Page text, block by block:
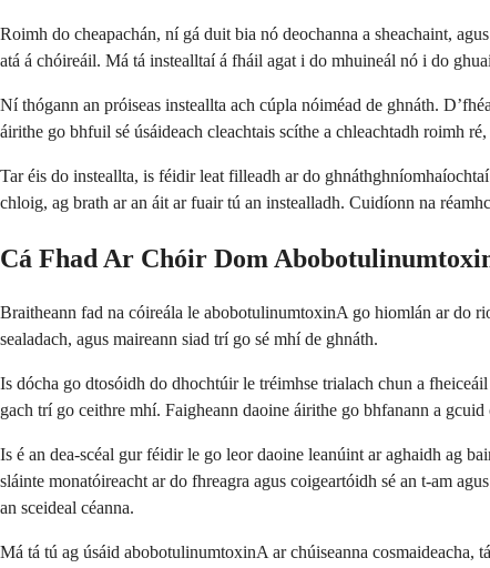
Roimh do cheapachán, ní gá duit bia nó deochanna a sheachaint,
atá á chóireáil. Má tá instealltaí á fháil agat i do mhuineál nó i do
Ní thógann an próiseas insteallta ach cúpla nóiméad de ghnáth.
áirithe go bhfuil sé úsáideach cleachtais scíthe a chleachtadh roimh
Tar éis do insteallta, is féidir leat filleadh ar do
chloig, ag brath ar an áit ar fuair tú an instealladh. Cuidíonn na
Cá Fhad Ar Chóir Dom
Braitheann fad na cóireála le abobotulinumtoxinA go hiomlán ar do
sealadach, agus maireann siad trí go sé mhí de ghnáth.
Is dócha go dtosóidh do dhochtúir le tréimhse trialach chun a
gach trí go ceithre mhí. Faigheann daoine áirithe go bhfanann a
Is é an dea-scéal gur féidir le go leor daoine leanúint ar aghaidh ag
sláinte monatóireacht ar do fhreagra agus coigeartóidh sé an t-am
an sceideal céanna.
Má tá tú ag úsáid abobotulinumtoxinA ar chúiseanna